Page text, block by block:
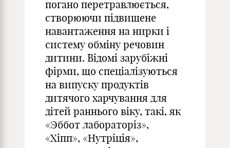
погано перетравлюється,
створюючи підвищене
навантаження на нирки і
систему обміну речовин
дитини. Відомі зарубіжні
фірми, що спеціалізуються
на випуску продуктів
дитячого харчування для
дітей раннього віку, такі, як
«Эббот лабораторіз»,
«Хіпп», «Нутріція»,